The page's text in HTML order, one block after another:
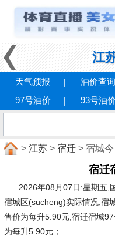
江
天气预报 油价查询
97号油价
93号油
> 江苏 > 宿迁 > 宿城
宿迁
2026年08月07日:星期五 ,
宿城区(sucheng)实际情况,宿
售价为每升5.90元,宿迁宿城
为每升5.90元；